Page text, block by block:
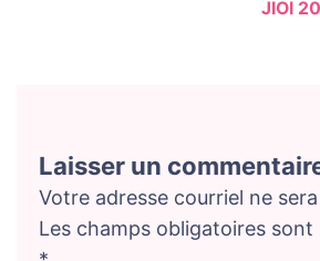
JIOI
Laisser un
Votre adresse courriel ne
Les champs obligatoires sont